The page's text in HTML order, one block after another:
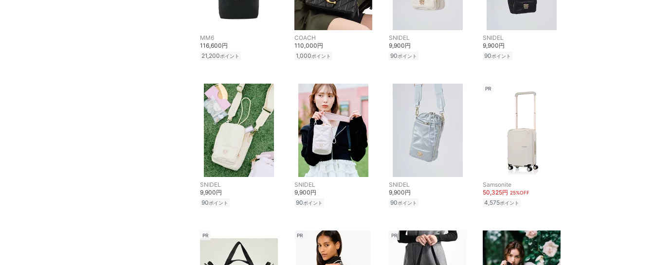
MM6
116,600円
21,200ポイント
COACH
110,000円
1,000ポイント
SNIDEL
9,900円
90ポイント
SNIDEL
9,900円
90ポイント
SNIDEL
9,900円
90ポイント
SNIDEL
9,900円
90ポイント
SNIDEL
9,900円
90ポイント
PR
Samsonite
50,325円 25%OFF
4,575ポイント
PR PR PR